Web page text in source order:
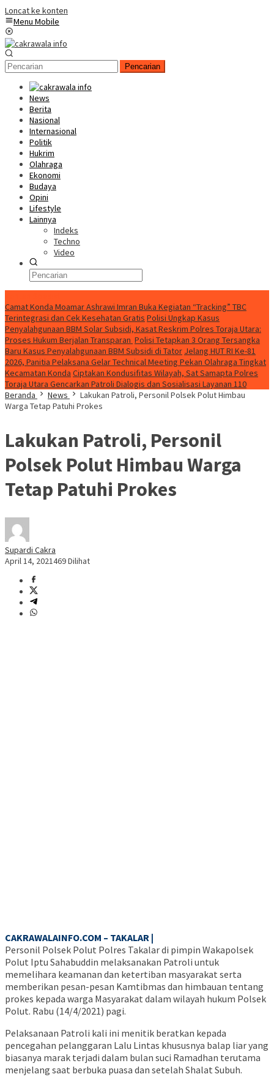
Loncat ke konten
Menu Mobile
Pencarian
News
Berita
Nasional
Internasional
Politik
Hukrim
Olahraga
Ekonomi
Budaya
Opini
Lifestyle
Lainnya
Indeks
Techno
Video
Camat Konda Moamar Ashrawi Imran Buka Kegiatan “Tracking” TBC
Terintegrasi dan Cek Kesehatan Gratis Polisi Ungkap Kasus
Penyalahgunaan BBM Solar Subsidi, Kasat Reskrim Polres Toraja Utara:
Proses Hukum Berjalan Transparan Polisi Tetapkan 3 Orang Tersangka
Baru Kasus Penyalahgunaan BBM Subsidi di Tator Jelang HUT RI Ke-81
2026, Panitia Pelaksana Gelar Technical Meeting Pekan Olahraga Tingkat
Kecamatan Konda Ciptakan Kondusifitas Wilayah, Sat Samapta Polres
Toraja Utara Gencarkan Patroli Dialogis dan Sosialisasi Layanan 110
Beranda
News
Lakukan Patroli, Personil Polsek Polut Himbau
Warga Tetap Patuhi Prokes
Lakukan Patroli, Personil
Polsek Polut Himbau Warga
Tetap Patuhi Prokes
Supardi Cakra
April 14, 2021469 Dilihat
CAKRAWALAINFO.COM – TAKALAR |
Personil Polsek Polut Polres Takalar di pimpin Wakapolsek
Polut Iptu Sahabuddin melaksanakan Patroli untuk
memelihara keamanan dan ketertiban masyarakat serta
memberikan pesan-pesan Kamtibmas dan himbauan tentang
prokes kepada warga Masyarakat dalam wilayah hukum Polsek
Polut. Rabu (14/4/2021) pagi.
Pelaksanaan Patroli kali ini menitik beratkan kepada
pencegahan pelanggaran Lalu Lintas khususnya balap liar yang
biasanya marak terjadi dalam bulan suci Ramadhan terutama
menjelang saat berbuka puasa dan setelah Shalat Subuh.